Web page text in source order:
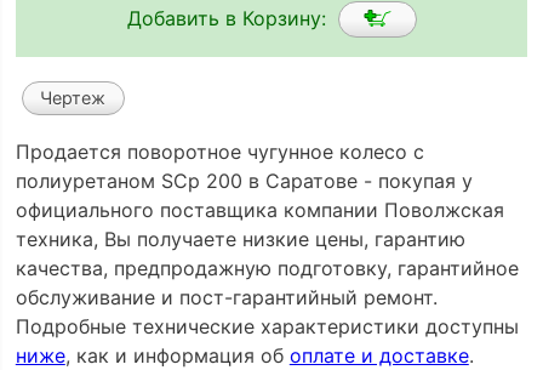
Добавить в Корзину:
Чертеж
Продается поворотное чугунное колесо с
полиуретаном SCp 200 в Саратове - покупая у
официального поставщика компании Поволжская
техника, Вы получаете низкие цены, гарантию
качества, предпродажную подготовку, гарантийное
обслуживание и пост-гарантийный ремонт.
Подробные технические характеристики доступны
ниже, как и информация об оплате и доставке.